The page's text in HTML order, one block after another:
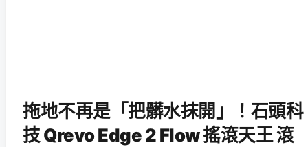
拖地不再是「把髒水抹開」！石頭科
技 Qrevo Edge 2 Flow 搖滾天王 滾